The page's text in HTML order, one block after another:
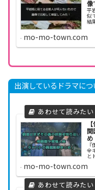
像
平
似
結
mo-mo-town.com
出演しているドラマに
関
め
全
と
mo-mo-town.com